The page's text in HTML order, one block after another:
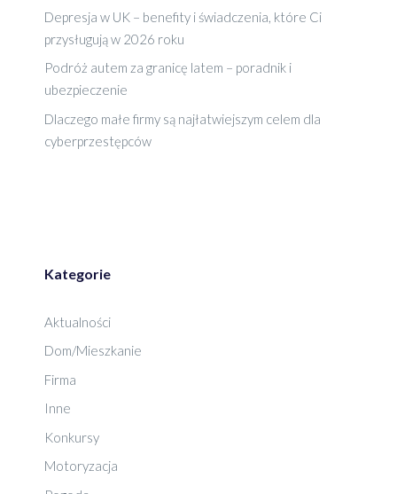
Depresja w UK – benefity i świadczenia, które Ci
przysługują w 2026 roku
Podróż autem za granicę latem – poradnik i
ubezpieczenie
Dlaczego małe firmy są najłatwiejszym celem dla
cyberprzestępców
Kategorie
Aktualności
Dom/Mieszkanie
Firma
Inne
Konkursy
Motoryzacja